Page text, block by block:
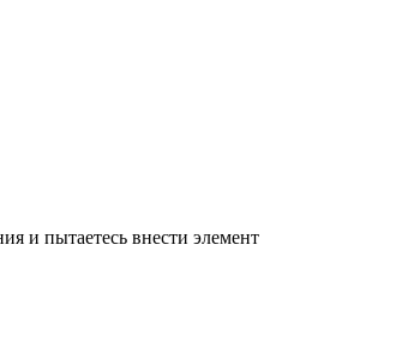
и пытаетесь внести элемент